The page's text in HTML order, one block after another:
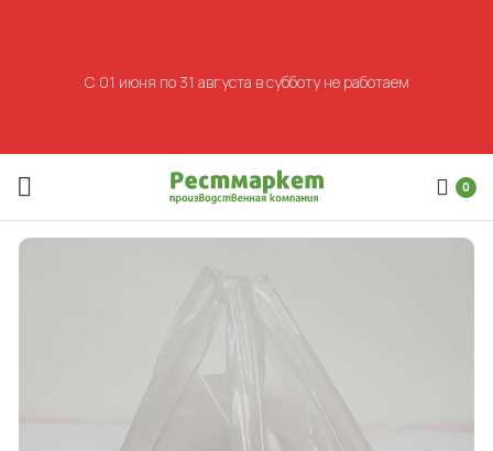
0
С 01 июня по 31 августа в субботу не работаем